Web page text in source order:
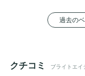
過去の
クチコミ ブライトエ